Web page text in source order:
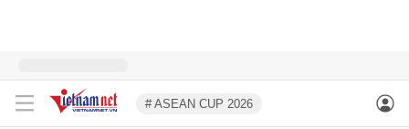
# ASEAN CUP 2026